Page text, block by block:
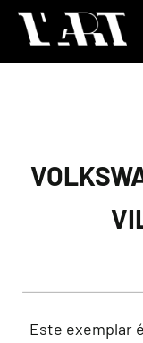
Este exemplar